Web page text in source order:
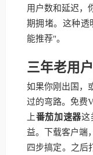
用户数和延迟，
期拥堵。这种透
能推荐"。
三年老用
如果你刚出国，
过的弯路。免费
上番茄加速器这
益。下载客户端
四步搞定。之后